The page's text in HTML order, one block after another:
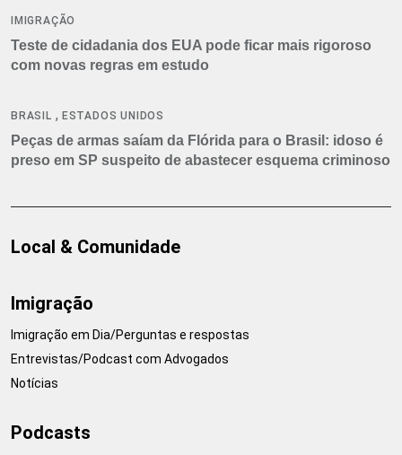
IMIGRAÇÃO
Teste de cidadania dos EUA pode ficar mais rigoroso
com novas regras em estudo
BRASIL , ESTADOS UNIDOS
Peças de armas saíam da Flórida para o Brasil: idoso é
preso em SP suspeito de abastecer esquema criminoso
Local & Comunidade
Imigração
Imigração em Dia/Perguntas e respostas
Entrevistas/Podcast com Advogados
Notícias
Podcasts